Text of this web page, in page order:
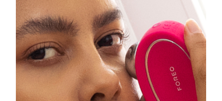
Nederländerna Förväntad leverans 8/10/26
Nya Zeeland Förväntad leverans8/10/26
Norge Förväntad leverans 8/10/26
Förväntad leverans 8/13/26